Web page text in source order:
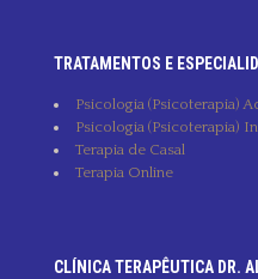
TRATAMENTOS E
Psicologia (Psicoterapia)
Psicologia (Psicoterapia)
Terapia de Casal
Terapia Online
CLÍNICA TERAPÊUTICA DR.